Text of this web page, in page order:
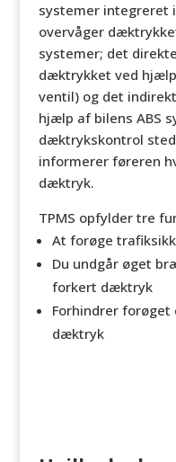
systemer integreret
overvåger
systemer; det
dæktrykket ved
ventil) og det
hjælp af bilens ABS
dæktrykskontrol
informerer føreren
dæktryk.
TPMS opfylder tre
At forøge
Du undgår øget
forkert dæktryk
Forhindrer
dæktryk